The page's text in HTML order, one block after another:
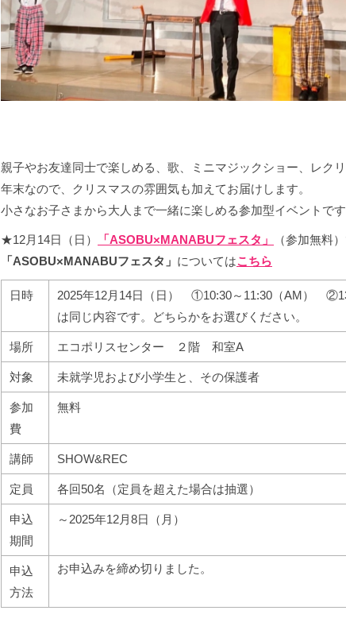
親子やお友達同士で楽しめる、歌、ミニマジックショー、レク
年末なので、クリスマスの雰囲気も加えてお届けします。
小さなお子さまから大人まで一緒に楽しめる参加型イベントです
★12月14日（日） 「ASOBU×MANABUフェスタ」
（参加無料
「ASOBU×MANABUフェスタ」 についてはこちら
日時
2025年12月14日（日） ①10:30～11:30（AM
は同じ内容です。どちらかをお選びください。
場所 エコポリスセンター ２階 和室A
対象 未就学児および小学生と、その保護者
参加
費
無料
講師 SHOW&REC
定員 各回50名（定員を超えた場合は抽選）
申込
期間
～2025年12月8日（月）
申込
方法
お申込みを締め切りました。